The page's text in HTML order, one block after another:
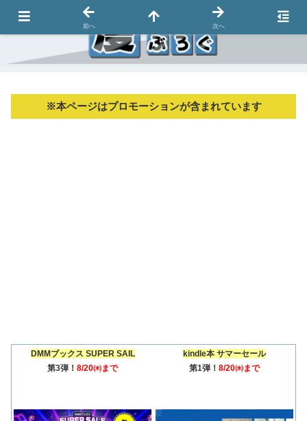
※本ページはプロモーションが含まれています
DMMブックス SUPER SAIL
第3弾！ 8/20㈭まで
kindle本 サマーセール
第1弾！ 8/20㈭まで
前へ 次へ